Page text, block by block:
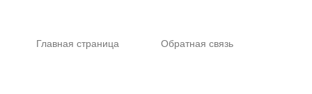
Главная страница Обратная связь